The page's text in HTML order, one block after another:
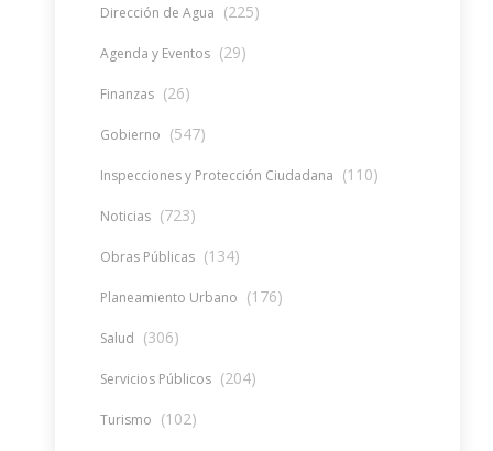
Dirección de Agua (225)
Agenda y Eventos (29)
Finanzas (26)
Gobierno (547)
Inspecciones y Protección Ciudadana (110)
Noticias (723)
Obras Públicas (134)
Planeamiento Urbano (176)
Salud (306)
Servicios Públicos (204)
Turismo (102)